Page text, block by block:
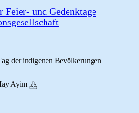
Feier- und Gedenktage
der indigenen Bevölkerungen
Ayim